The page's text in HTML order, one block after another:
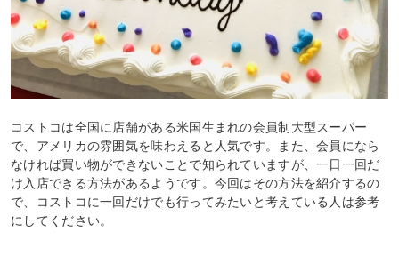
コストコは全国に店舗がある米国生まれの会員制大型スーパー
で、アメリカの雰囲気を味わえると人気です。また、会員になら
なければ買い物ができないことで知られていますが、一日一回だ
け入店できる方法があるようです。今回はその方法を紹介するの
で、コストコに一回だけでも行ってみたいと考えている人は参考
にしてください。